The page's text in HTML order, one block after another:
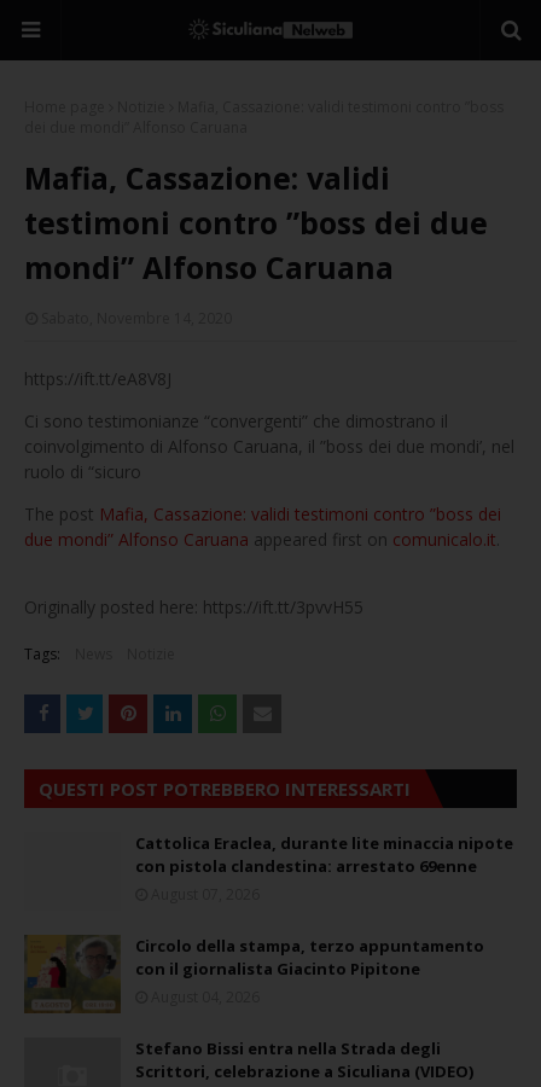
Mafia, Cassazione: validi
testimoni contro ”boss dei due
mondi” Alfonso Caruana
https://ift.tt/eA8V8J
Ci sono testimonianze “convergenti” che dimostrano il
coinvolgimento di Alfonso Caruana, il ”boss dei due mondi’, nel
ruolo di “sicuro
The post Mafia, Cassazione: validi testimoni contro ”boss dei
due mondi” Alfonso Caruana appeared first on comunicalo.it.
Originally posted here: https://ift.tt/3pvvH55
Tags:
QUESTI POST POTREBBERO INTERESSARTI
Cattolica Eraclea, durante lite minaccia nipote
con pistola clandestina: arrestato 69enne
Circolo della stampa, terzo appuntamento
con il giornalista Giacinto Pipitone
Stefano Bissi entra nella Strada degli
Scrittori, celebrazione a Siculiana (VIDEO)